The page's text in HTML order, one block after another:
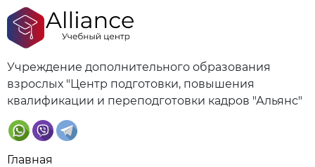
Учреждение дополнительного образования
взрослых "Центр подготовки, повышения
квалификации и переподготовки кадров "Альянс"
Главная